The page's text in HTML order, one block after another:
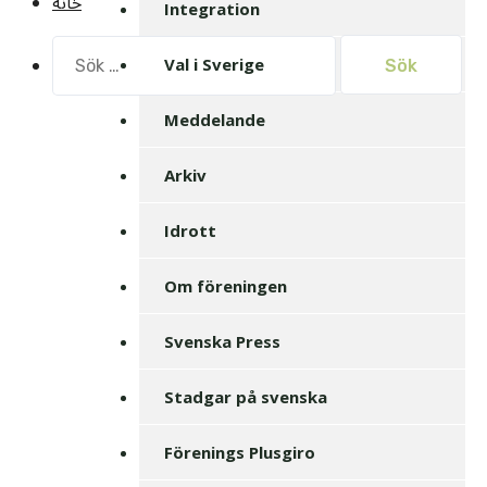
efter:
Integration
Val i Sverige
Meddelande
Arkiv
Idrott
Om föreningen
Svenska Press
Stadgar på svenska
Förenings Plusgiro